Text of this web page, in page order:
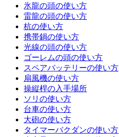
氷龍の頭の使い方
雷龍の頭の使い方
杭の使い方
携帯鍋の使い方
光線の頭の使い方
ゴーレムの頭の使い方
スペアバッテリーの使い方
扇風機の使い方
操縦桿の入手場所
ソリの使い方
台車の使い方
大砲の使い方
タイマーバクダンの使い方